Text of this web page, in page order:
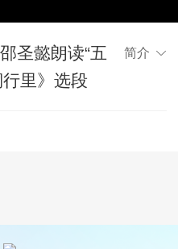
圣懿朗读“五
里》选段
简介